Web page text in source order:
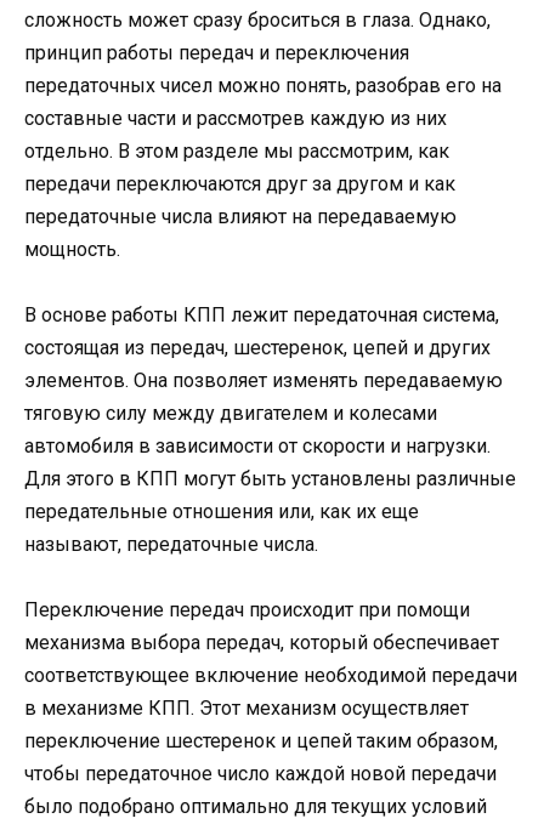
сложность может сразу броситься в глаза. Однако,
принцип работы передач и переключения
передаточных чисел можно понять, разобрав его на
составные части и рассмотрев каждую из них
отдельно. В этом разделе мы рассмотрим, как
передачи переключаются друг за другом и как
передаточные числа влияют на передаваемую
мощность.
В основе работы КПП лежит передаточная система,
состоящая из передач, шестеренок, цепей и других
элементов. Она позволяет изменять передаваемую
тяговую силу между двигателем и колесами
автомобиля в зависимости от скорости и нагрузки.
Для этого в КПП могут быть установлены различные
передательные отношения или, как их еще
называют, передаточные числа.
Переключение передач происходит при помощи
механизма выбора передач, который обеспечивает
соответствующее включение необходимой передачи
в механизме КПП. Этот механизм осуществляет
переключение шестеренок и цепей таким образом,
чтобы передаточное число каждой новой передачи
было подобрано оптимально для текущих условий